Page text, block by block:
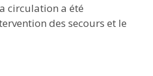
circulation a été
des secours et le